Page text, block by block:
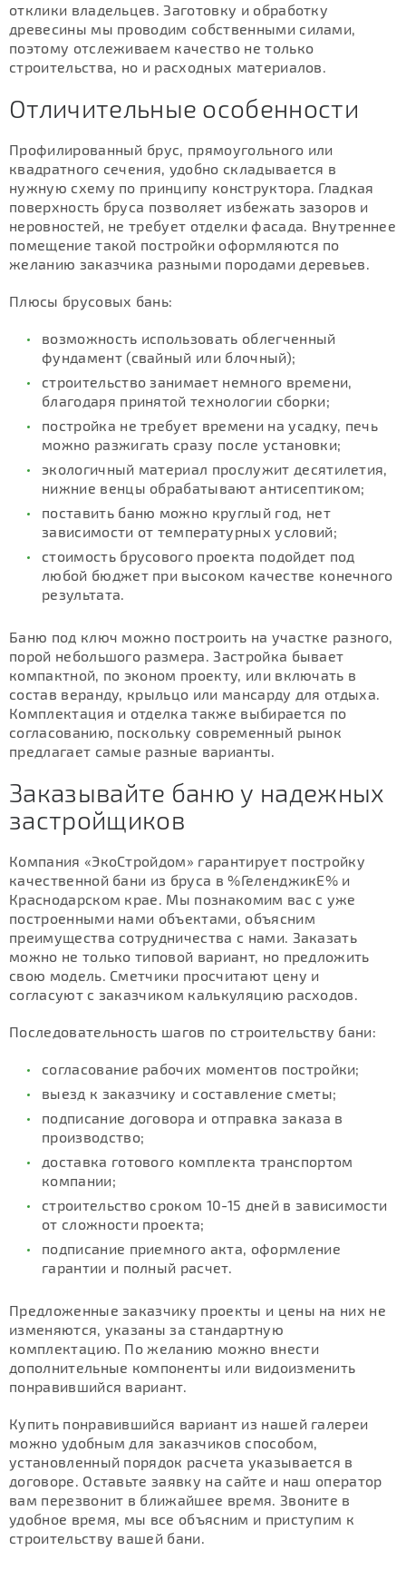
отклики владельцев. Заготовку и обработку
древесины мы проводим собственными силами,
поэтому отслеживаем качество не только
строительства, но и расходных материалов.
Отличительные особенности
Профилированный брус, прямоугольного или
квадратного сечения, удобно складывается в
нужную схему по принципу конструктора. Гладкая
поверхность бруса позволяет избежать зазоров и
неровностей, не требует отделки фасада. Внутреннее
помещение такой постройки оформляются по
желанию заказчика разными породами деревьев.
Плюсы брусовых бань:
возможность использовать облегченный
фундамент (свайный или блочный);
строительство занимает немного времени,
благодаря принятой технологии сборки;
постройка не требует времени на усадку, печь
можно разжигать сразу после установки;
экологичный материал прослужит десятилетия,
нижние венцы обрабатывают антисептиком;
поставить баню можно круглый год, нет
зависимости от температурных условий;
стоимость брусового проекта подойдет под
любой бюджет при высоком качестве конечного
результата.
Баню под ключ можно построить на участке разного,
порой небольшого размера. Застройка бывает
компактной, по эконом проекту, или включать в
состав веранду, крыльцо или мансарду для отдыха.
Комплектация и отделка также выбирается по
согласованию, поскольку современный рынок
предлагает самые разные варианты.
Заказывайте баню у надежных
застройщиков
Компания «ЭкоСтройдом» гарантирует постройку
качественной бани из бруса в %ГеленджикЕ% и
Краснодарском крае. Мы познакомим вас с уже
построенными нами объектами, объясним
преимущества сотрудничества с нами. Заказать
можно не только типовой вариант, но предложить
свою модель. Сметчики просчитают цену и
согласуют с заказчиком калькуляцию расходов.
Последовательность шагов по строительству бани:
согласование рабочих моментов постройки;
выезд к заказчику и составление сметы;
подписание договора и отправка заказа в
производство;
доставка готового комплекта транспортом
компании;
строительство сроком 10-15 дней в зависимости
от сложности проекта;
подписание приемного акта, оформление
гарантии и полный расчет.
Предложенные заказчику проекты и цены на них не
изменяются, указаны за стандартную
комплектацию. По желанию можно внести
дополнительные компоненты или видоизменить
понравившийся вариант.
Купить понравившийся вариант из нашей галереи
можно удобным для заказчиков способом,
установленный порядок расчета указывается в
договоре. Оставьте заявку на сайте и наш оператор
вам перезвонит в ближайшее время. Звоните в
удобное время, мы все объясним и приступим к
строительству вашей бани.